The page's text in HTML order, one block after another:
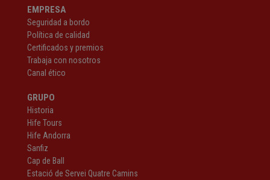
EMPRESA
Seguridad a bordo
Política de calidad
Certificados y premios
Trabaja con nosotros
Canal ético
GRUPO
Historia
Hife Tours
Hife Andorra
Sanfiz
Cap de Ball
Estació de Servei Quatre Camins